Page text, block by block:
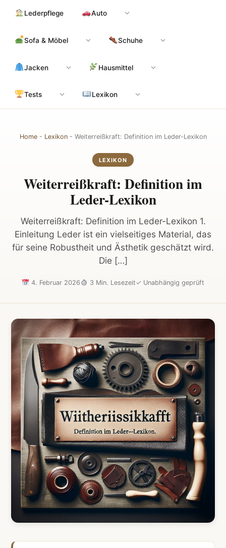
Inhalt
Lederpflege Auto
Sofa & Möbel Schuhe
Jacken Hausmittel
Tests Lexikon
Home- Lexikon- Weiterreißkraft: Definition im Leder-Lexikon
LEXIKON
Weiterreißkraft: Definition im
Leder-Lexikon
Weiterreißkraft: Definition im Leder-Lexikon 1.
Einleitung Leder ist ein vielseitiges Material, das
für seine Robustheit und Ästhetik geschätzt wird.
Die […]
4. Februar 2026 3 Min. Lesezeit✓ Unabhängig geprüft